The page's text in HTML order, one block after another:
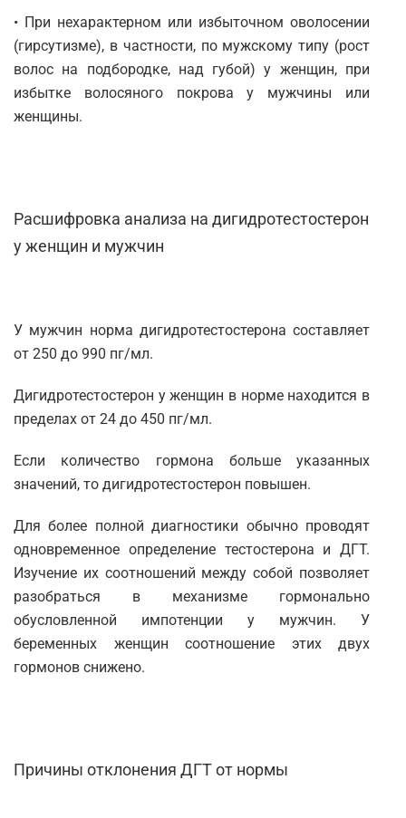
• При нехарактерном или избыточном оволосении
(гирсутизме), в частности, по мужскому типу (рост
волос на подбородке, над губой) у женщин, при
избытке волосяного покрова у мужчины или
женщины.
Расшифровка анализа на дигидротестостерон
у женщин и мужчин
У мужчин норма дигидротестостерона составляет
от 250 до 990 пг/мл.
Дигидротестостерон у женщин в норме находится в
пределах от 24 до 450 пг/мл.
Если количество гормона больше указанных
значений, то дигидротестостерон повышен.
Для более полной диагностики обычно проводят
одновременное определение тестостерона и ДГТ.
Изучение их соотношений между собой позволяет
разобраться в механизме гормонально
обусловленной импотенции у мужчин. У
беременных женщин соотношение этих двух
гормонов снижено.
Причины отклонения ДГТ от нормы
Москва